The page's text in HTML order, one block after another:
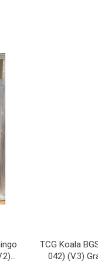
TCG Koala BGS
042) (V.3)